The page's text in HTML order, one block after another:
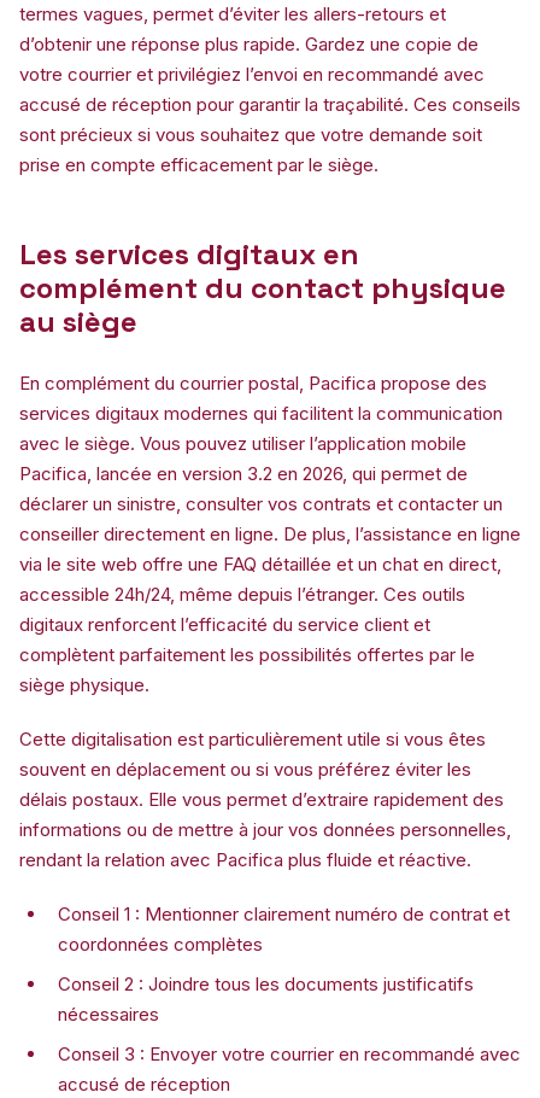
termes vagues, permet d’éviter les allers-retours et
d’obtenir une réponse plus rapide. Gardez une copie de
votre courrier et privilégiez l’envoi en recommandé avec
accusé de réception pour garantir la traçabilité. Ces conseils
sont précieux si vous souhaitez que votre demande soit
prise en compte efficacement par le siège.
Les services digitaux en
complément du contact physique
au siège
En complément du courrier postal, Pacifica propose des
services digitaux modernes qui facilitent la communication
avec le siège. Vous pouvez utiliser l’application mobile
Pacifica, lancée en version 3.2 en 2026, qui permet de
déclarer un sinistre, consulter vos contrats et contacter un
conseiller directement en ligne. De plus, l’assistance en ligne
via le site web offre une FAQ détaillée et un chat en direct,
accessible 24h/24, même depuis l’étranger. Ces outils
digitaux renforcent l’efficacité du service client et
complètent parfaitement les possibilités offertes par le
siège physique.
Cette digitalisation est particulièrement utile si vous êtes
souvent en déplacement ou si vous préférez éviter les
délais postaux. Elle vous permet d’extraire rapidement des
informations ou de mettre à jour vos données personnelles,
rendant la relation avec Pacifica plus fluide et réactive.
Conseil 1 : Mentionner clairement numéro de contrat et
coordonnées complètes
Conseil 2 : Joindre tous les documents justificatifs
nécessaires
Conseil 3 : Envoyer votre courrier en recommandé avec
accusé de réception